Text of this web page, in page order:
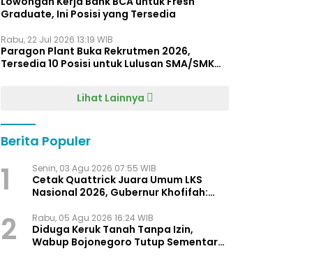
Graduate, Ini Posisi yang Tersedia
Rabu, 22 Jul 2026 13:19 WIB
Paragon Plant Buka Rekrutmen 2026,
Tersedia 10 Posisi untuk Lulusan SMA/SMK
Lihat Lainnya
Berita Populer
1 Senin, 03 Agu 2026 07:55 WIB
Cetak Quattrick Juara Umum LKS
Nasional 2026, Gubernur Khofifah:
Indonesia
2 Rabu, 05 Agu 2026 16:24 WIB
Diduga Keruk Tanah Tanpa Izin,
Wabup Bojonegoro Tutup Sementara